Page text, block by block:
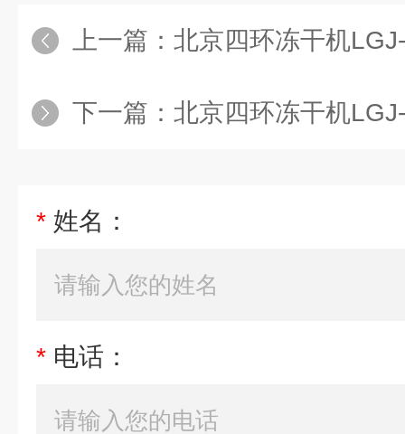
上一篇： 北京四环冻干机
下一篇： 北京四环冻干机
* 姓名：
* 电话：